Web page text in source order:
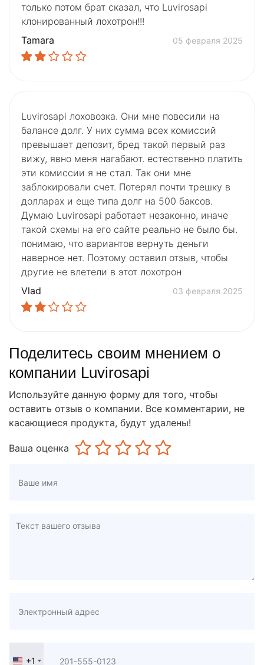
только потом брат сказал, что Luvirosapi
клонированный лохотрон!!!
Tamаra
05 февраля 2025
Luvirosapi лоховозка. Они мне повесили на
балансе долг. У них сумма всех комиссий
превышает депозит, бред такой первый раз
вижу, явно меня нагабают. естественно платить
эти комиссии я не стал. Так они мне
заблокировали счет. Потерял почти трешку в
долларах и еще типа долг на 500 баксов.
Думаю Luvirosapi работает незаконно, иначе
такой схемы на его сайте реально не было бы.
понимаю, что вариантов вернуть деньги
наверное нет. Поэтому оставил отзыв, чтобы
другие не влетели в этот лохотрон
Vlad
03 февраля 2025
Поделитесь своим мнением о
компании Luvirosapi
Используйте данную форму для того, чтобы
оставить отзыв о компании. Все комментарии, не
касающиеся продукта, будут удалены!
Ваша оценка
+1